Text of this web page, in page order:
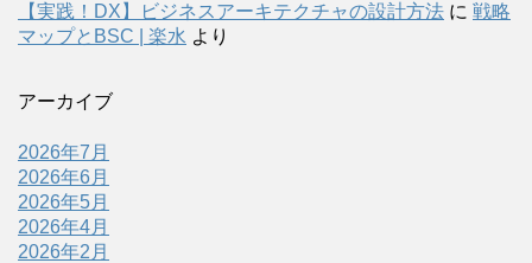
【実践！DX】ビジネスアーキテクチャの設計方法 に 戦略
マップとBSC | 楽水 より
アーカイブ
2026年7月
2026年6月
2026年5月
2026年4月
2026年2月